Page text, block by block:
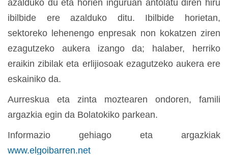
azalduko du eta horien inguruan antolatu diren hiru
ibilbide ere azalduko ditu. Ibilbide horietan,
sektoreko lehenengo enpresak non kokatzen ziren
ezagutzeko aukera izango da; halaber, herriko
eraikin zibilak eta erlijiosoak ezagutzeko aukera ere
eskainiko da.
Aurreskua eta zinta moztearen ondoren, famili
argazkia egin da Bolatokiko parkean.
Informazio gehiago eta argazkiak
www.elgoibarren.net